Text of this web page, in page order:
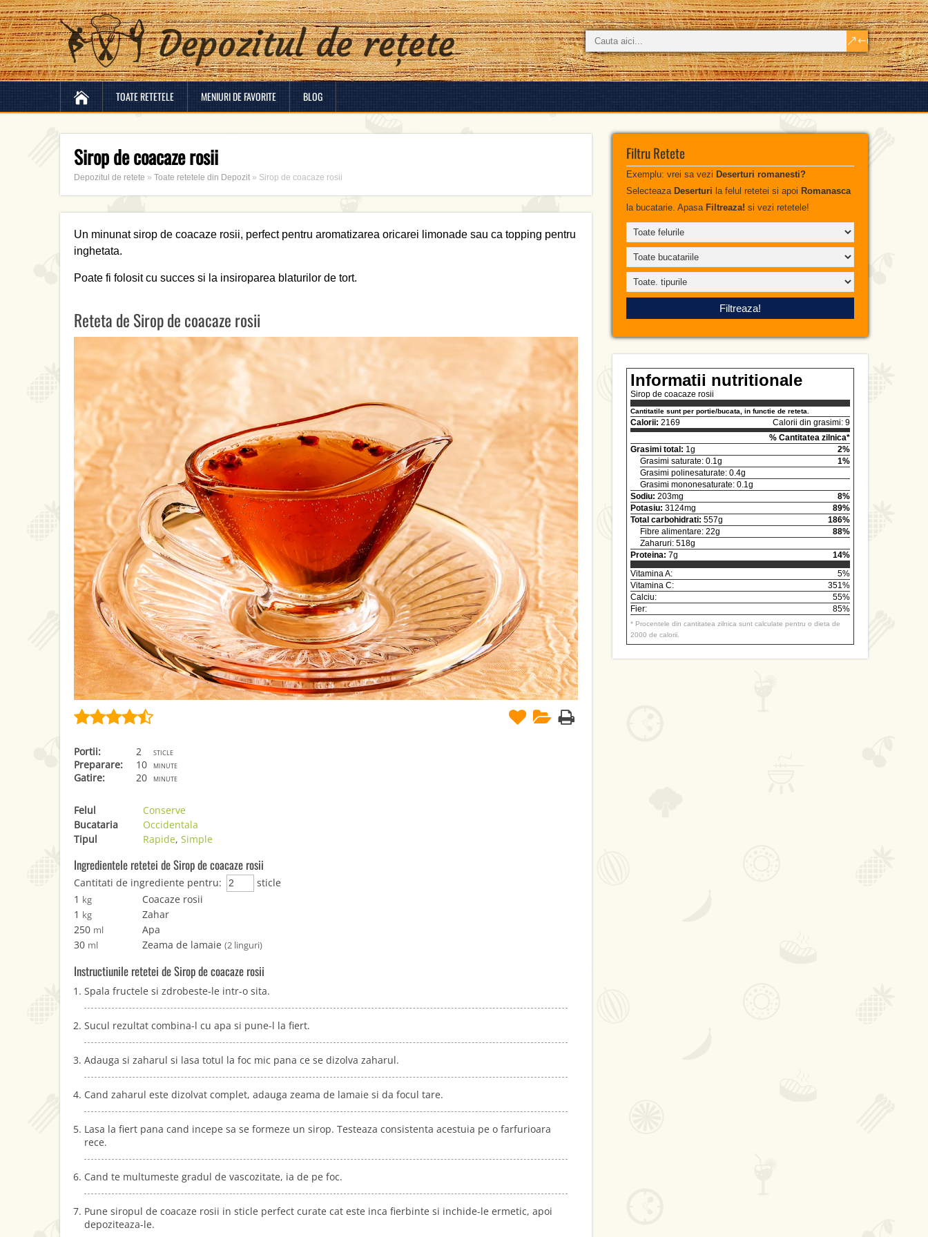
TOATE RETETELE MENIURI DE FAVORITE BLOG
Sirop de coacaze rosii
Depozitul de retete » Toate retetele din Depozit » Sirop de coacaze rosii
Un minunat sirop de coacaze rosii, perfect pentru aromatizarea oricarei limonade sau ca topping pentru
inghetata.
Poate fi folosit cu succes si la insiroparea blaturilor de tort.
Reteta de Sirop de coacaze rosii
Portii: 2 sticle
Preparare: 10 minute
Gatire: 20 minute
Felul
Conserve
Bucataria
Occidentala
Tipul
Rapide, Simple
Ingredientele retetei de Sirop de coacaze rosii
Cantitati de ingrediente pentru:
sticle
1 kg
Coacaze rosii
1 kg
Zahar
250 ml
Apa
30 ml Zeama de lamaie (2 linguri)
Instructiunile retetei de Sirop de coacaze rosii
Spala fructele si zdrobeste-le intr-o sita.
Sucul rezultat combina-l cu apa si pune-l la fiert.
Adauga si zaharul si lasa totul la foc mic pana ce se dizolva zaharul.
Cand zaharul este dizolvat complet, adauga zeama de lamaie si da focul tare.
Lasa la fiert pana cand incepe sa se formeze un sirop. Testeaza consistenta acestuia pe o farfurioara
rece.
Cand te multumeste gradul de vascozitate, ia de pe foc.
Pune siropul de coacaze rosii in sticle perfect curate cat este inca fierbinte si inchide-le ermetic, apoi
depoziteaza-le.
Filtru Retete
Exemplu: vrei sa vezi Deserturi romanesti?
Selecteaza Deserturi la felul retetei si apoi Romanasca
la bucatarie. Apasa Filtreaza! si vezi retetele!
Informatii nutritionale
Sirop de coacaze rosii
Cantitatile sunt per portie/bucata, in functie de reteta.
Calorii: 2169
Calorii din grasimi: 9
% Cantitatea zilnica*
Grasimi total: 1g
2%
Grasimi saturate: 0.1g
1%
Grasimi polinesaturate: 0.4g
Grasimi mononesaturate: 0.1g
Sodiu: 203mg
8%
Potasiu: 3124mg
89%
Total carbohidrati: 557g
186%
Fibre alimentare: 22g
88%
Zaharuri: 518g
Proteina: 7g
14%
Vitamina A:
5%
Vitamina C:
351%
Calciu:
55%
Fier:
85%
* Procentele din cantitatea zilnica sunt calculate pentru o dieta de
2000 de calorii.